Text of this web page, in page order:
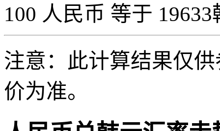
100 人民币 等于
注意：此计算结果仅
价为准。